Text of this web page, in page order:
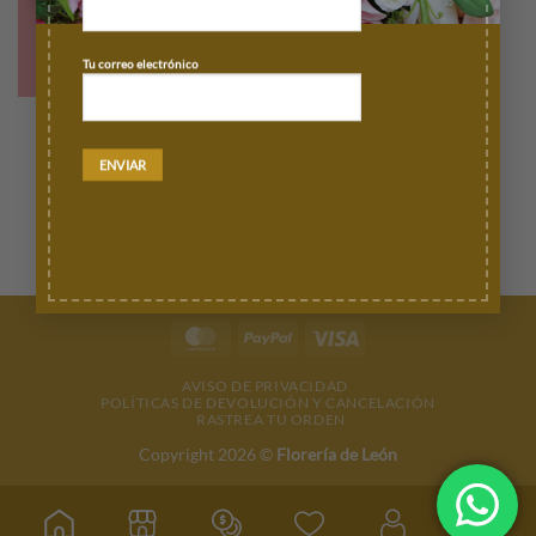
Tu correo electrónico
$810.00
MasterCardPayPal
AVISO DE PRIVACIDAD
POLÍTICAS DE DEVOLUCIÓN Y CANCELACIÓN
RASTREA TU ORDEN
Copyright 2026 © Florería de León